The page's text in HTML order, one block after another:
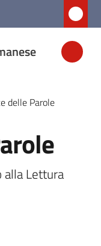
delle Parole
Lettura